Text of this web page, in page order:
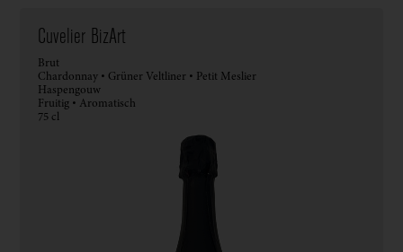
Cuvelier BizArt
Brut
Chardonnay • Grüner Veltliner • Petit Meslier
Haspengouw
Fruitig • Aromatisch
75 cl